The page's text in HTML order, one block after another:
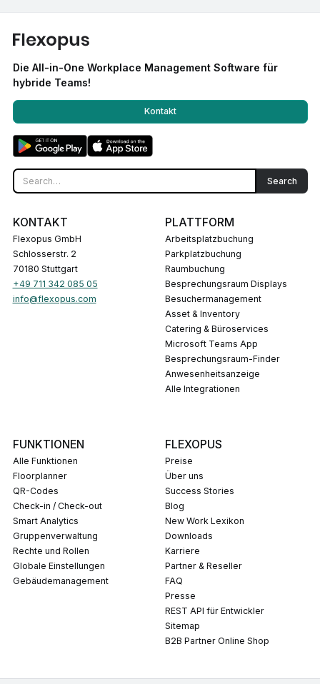
Die All-in-One Workplace Management Software für
hybride Teams!
Kontakt
KONTAKT
Flexopus GmbH
Schlosserstr. 2
70180 Stuttgart
+49 711 342 085 05
info@flexopus.com
PLATTFORM
Arbeitsplatzbuchung
Parkplatzbuchung
Raumbuchung
Besprechungsraum Displays
Besuchermanagement
Asset & Inventory
Catering & Büroservices
Microsoft Teams App
Besprechungsraum-Finder
Anwesenheitsanzeige
Alle Integrationen
FUNKTIONEN
Alle Funktionen
Floorplanner
QR-Codes
Check-in / Check-out
Smart Analytics
Gruppenverwaltung
Rechte und Rollen
Globale Einstellungen
Gebäudemanagement
FLEXOPUS
Preise
Über uns
Success Stories
Blog
New Work Lexikon
Downloads
Karriere
Partner & Reseller
FAQ
Presse
REST API für Entwickler
Sitemap
B2B Partner Online Shop